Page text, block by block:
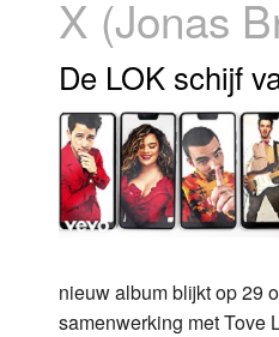
Luister LOK
LOK schijf
Oude LOK
X (Jonas
De LOK schijf
nieuw album blijkt op 29
samenwerking met Tove